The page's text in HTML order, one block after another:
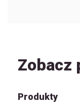
Zobacz
Produkty